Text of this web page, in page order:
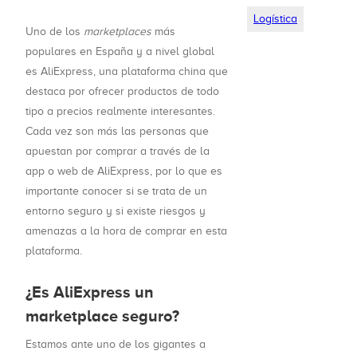
Uno de los marketplaces más
populares en España y a nivel global
es AliExpress, una plataforma china que
destaca por ofrecer productos de todo
tipo a precios realmente interesantes.
Cada vez son más las personas que
apuestan por comprar a través de la
app o web de AliExpress, por lo que es
importante conocer si se trata de un
entorno seguro y si existe riesgos y
amenazas a la hora de comprar en esta
plataforma.
¿Es AliExpress un
marketplace seguro?
Estamos ante uno de los gigantes a
Logística